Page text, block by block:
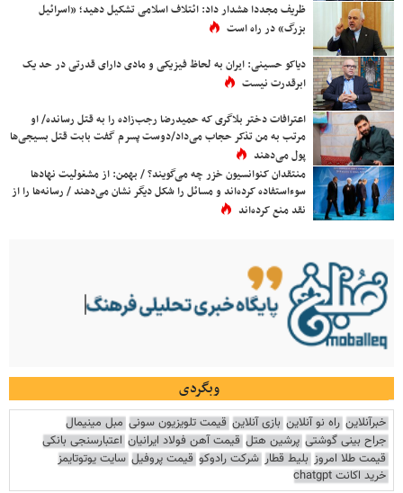
ظریف مجددا هشدار داد: ائتلاف اسلامی تشکیل دهید؛ «اسرائیل
بزرگ» در راه است
دیاکو حسینی: ایران به لحاظ فیزیکی و مادی دارای قدرتی در حد یک
ابرقدرت نیست
اعترافات دختر بلاگری که حمیدرضا رجب‌زاده را به قتل رسانده/ او
مرتب به من تذکر حجاب می‌داد/دوست پسرم گفت بابت قتل بسیجی‌ها
پول می‌دهند
منتقدان کنوانسیون خزر چه می‌گویند؟ / بهمن: از مشغولیت نهادها
سوءاستفاده کرده‌اند و مسائل را شکل دیگر نشان می‌دهند / رسانه‌ها را از
نقد منع کرده‌اند
وبگردی
خبرآنلاین راه نو آنلاین بازی آنلاین قیمت تلویزیون سونی مبل مینیمال
جراح بینی گوشتی پرشین هتل قیمت آهن فولاد ایرانیان اعتبارسنجی بانکی
قیمت طلا امروز بلیط قطار شرکت رادوکو قیمت پروفیل سایت یوتوتایمز
خرید اکانت chatgpt